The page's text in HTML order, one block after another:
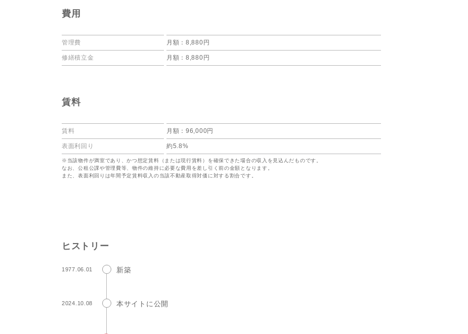
費用
管理費 月額：8,880円
修繕積立金 月額：8,880円
賃料
賃料 月額：96,000円
表面利回り 約5.8%
※当該物件が満室であり、かつ想定賃料（または現行賃料）を確保できた場合の収入を見込んだものです。
なお、公租公課や管理費等、物件の維持に必要な費用を差し引く前の金額となります。
また、表面利回りは年間予定賃料収入の当該不動産取得対価に対する割合です。
ヒストリー
1977.06.01 新築
2024.10.08 本サイトに公開